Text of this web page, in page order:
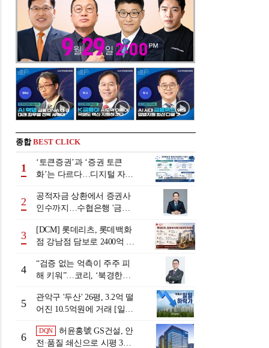
종합BEST CLICK
1
‘토큰증권’과 ‘증권 토큰
화’는 다르다…디지털 자본
2
공적자금 상환에서 증권사
인수까지…수협은행 '금융
행 금융그룹의 꿈①]
3
[DCM] 롯데리츠, 롯데백화
점 강남점 담보로 2400억 조
4
“검증 없는 억측이 주주 피
해 키워”…코리, ‘북경한미
5
관악구 '두산' 26평, 3.2억 떨
어진 10.5억원에 거래 [일일
6
DQN
허윤홍號 GS건설, 안
전·품질 쇄신으로 시평 3위